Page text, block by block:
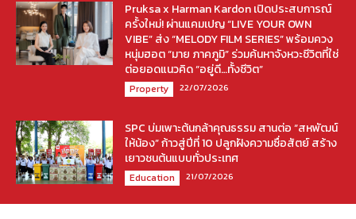
Pruksa x Harman Kardon เปิดประสบการณ์
ครั้งใหม่! ผ่านแคมเปญ “LIVE YOUR OWN
VIBE” ส่ง “MELODY FILM SERIES” พร้อมควง
หนุ่มฮอต “มาย ภาคภูมิ” ร่วมค้นหาจังหวะชีวิตที่ใช่
ต่อยอดแนวคิด “อยู่ดี…ทั้งชีวิต”
Property 22/07/2026
SPC บ่มเพาะต้นกล้าคุณธรรม สานต่อ “สหพัฒน์
ให้น้อง” ก้าวสู่ปีที่ 10 ปลูกฝังความซื่อสัตย์ สร้าง
เยาวชนต้นแบบทั่วประเทศ
Education 21/07/2026